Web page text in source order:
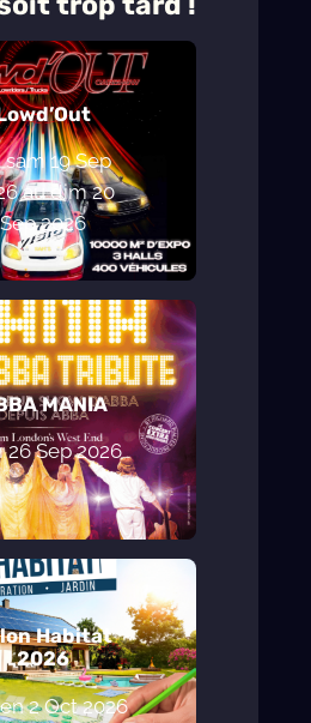
sam 19 Sep
audim 20
Sep 2026
MANIA
26 Sep 2026
Habitat
2026
2 Oct 2026